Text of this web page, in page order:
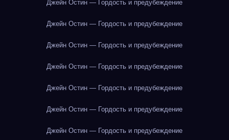
Джейн Остин — Гордость и предубеждение
Джейн Остин — Гордость и предубеждение
Джейн Остин — Гордость и предубеждение
Джейн Остин — Гордость и предубеждение
Джейн Остин — Гордость и предубеждение
Джейн Остин — Гордость и предубеждение
Джейн Остин — Гордость и предубеждение